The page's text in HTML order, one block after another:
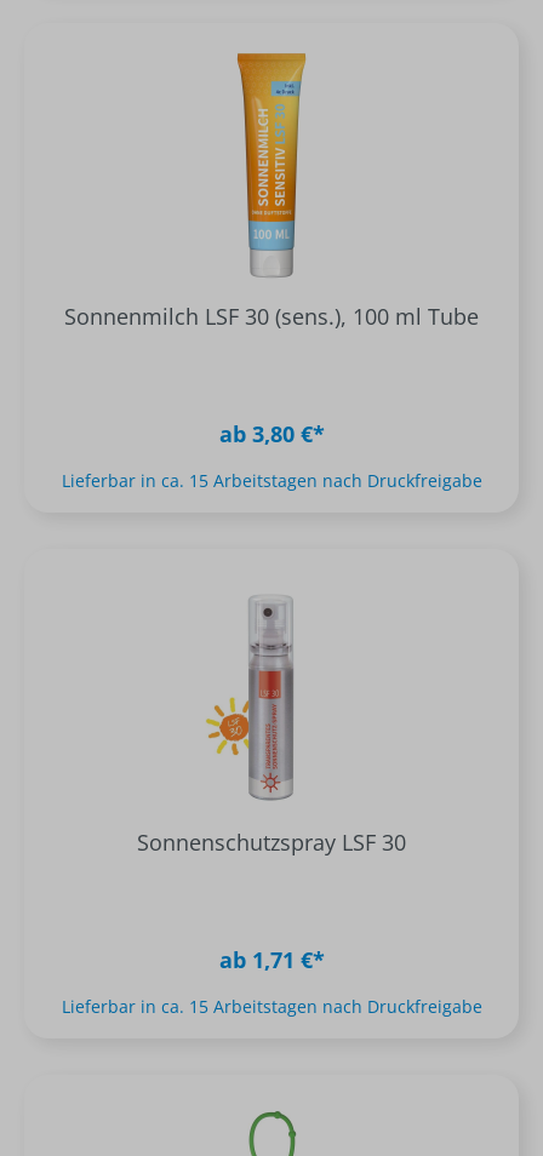
Sonnenmilch LSF 30 (sens.), 100 ml Tube
ab 3,80 €*
Lieferbar in ca. 15 Arbeitstagen nach Druckfreigabe
Sonnenschutzspray LSF 30
ab 1,71 €*
Lieferbar in ca. 15 Arbeitstagen nach Druckfreigabe